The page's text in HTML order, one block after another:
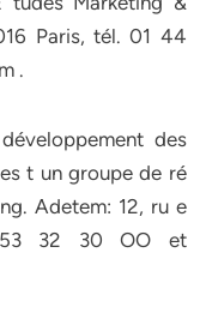
Paris, tél. 01 44
.
des
t un groupe de ré
Adetem: 12, ru e
32 30 OO et